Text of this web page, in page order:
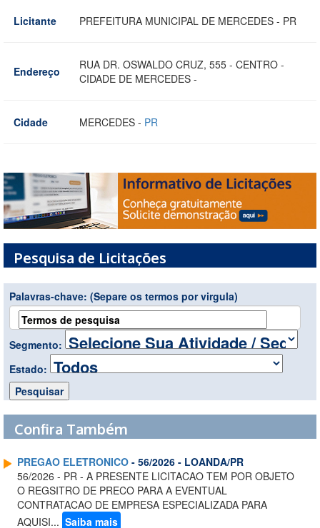
Licitante
PREFEITURA MUNICIPAL DE MERCEDES - PR
Endereço
RUA DR. OSWALDO CRUZ, 555 - CENTRO -
CIDADE DE MERCEDES -
Cidade MERCEDES - PR
Pesquisa de Licitações
Palavras-chave: (Separe os termos por virgula)
Segmento:
Estado:
Confira Também
PREGAO ELETRONICO - 56/2026 - LOANDA/PR
56/2026 - PR - A PRESENTE LICITACAO TEM POR OBJETO
O REGSITRO DE PRECO PARA A EVENTUAL
CONTRATACAO DE EMPRESA ESPECIALIZADA PARA
AQUISI... Saiba mais